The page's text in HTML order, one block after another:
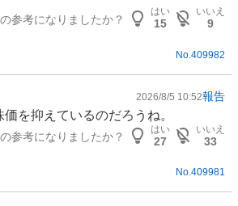
参考になりましたか？
はい
15
いいえ
9
No. 409982
2026/8/5 10:52報告
を抑えているのだろうね。
参考になりましたか？
はい
27
いいえ
33
No.409981